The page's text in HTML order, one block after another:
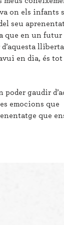
on els infants
seu
que en un futur
en dia, és tot
gaudir
emocions que
que